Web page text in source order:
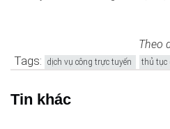
Theo
Tags: dịch vụ công trực tuyến thủ tục
Tin khác